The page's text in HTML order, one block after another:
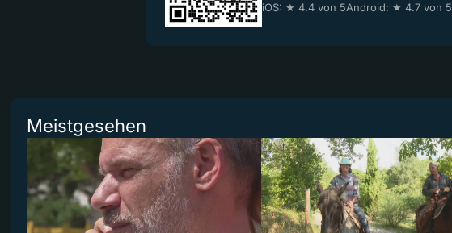
iOS: ★ 4.4 von 5Android: ★ 4.7 von 5
Meistgesehen